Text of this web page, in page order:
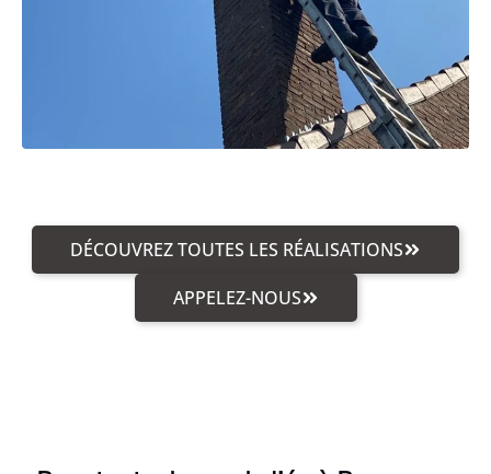
DÉCOUVREZ TOUTES LES RÉALISATIONS
APPELEZ-NOUS